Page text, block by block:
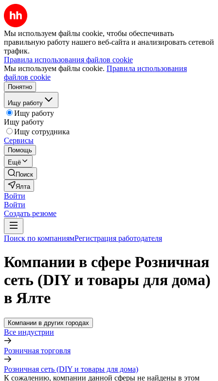
Мы используем файлы cookie, чтобы обеспечивать
правильную работу нашего веб-сайта и анализировать сетевой
трафик.
Правила использования файлов cookie
Мы используем файлы cookie. Правила использования
файлов cookie
Понятно
Ищу работу
Ищу работу
Ищу работу
Ищу сотрудника
Сервисы
Помощь
Ещё
Поиск
Ялта
Войти
Войти
Создать резюме
Поиск по компаниямРегистрация работодателя
Компании в сфере Розничная
сеть (DIY и товары для дома)
в Ялте
Компании в других городах
Все индустрии
Розничная торговля
Розничная сеть (DIY и товары для дома)
К сожалению, компании данной сферы не найдены в этом